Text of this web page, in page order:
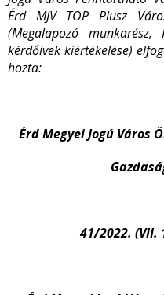
Érd MJV TOP Plusz
(Megalapozó munkarész,
kérdőívek kiértékelése)
hozta:
Érd Megyei Jogú Város
41/2022. (VII.